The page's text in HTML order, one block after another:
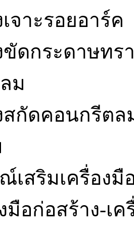
เจาะรอยอาร์ค
ขัดกระดาษท
ม
สกัดคอนกรีตล
เสริมเครื่องมื
มือก่อสร้าง-เ